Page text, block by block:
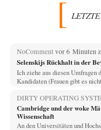
NoComment vor 6 Minuten
Selenskijs Rückhalt in der
Ich ziehe aus diesen Umfragen
Kandidaten (Frauen gibt es
DIRTY OPERATING
Cambridge und der woke
Wissenschaft
An den Universitäten und